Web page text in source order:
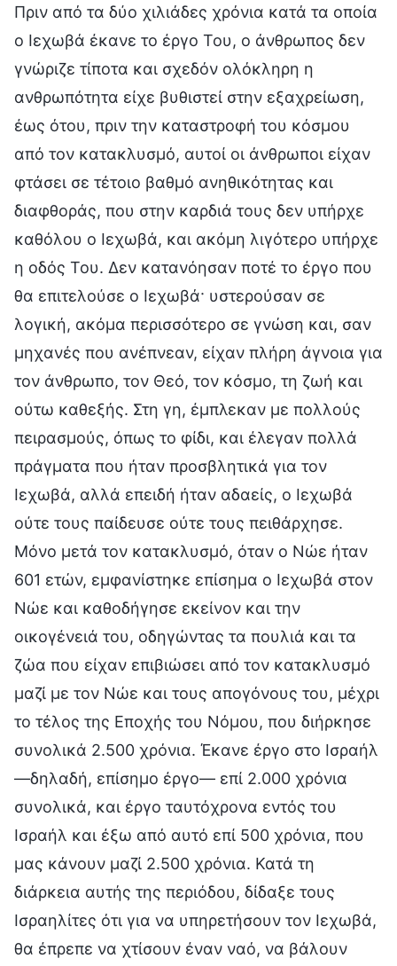
Πριν από τα δύο χιλιάδες χρόνια κατά τα οποία
ο Ιεχωβά έκανε το έργο Του, ο άνθρωπος δεν
γνώριζε τίποτα και σχεδόν ολόκληρη η
ανθρωπότητα είχε βυθιστεί στην εξαχρείωση,
έως ότου, πριν την καταστροφή του κόσμου
από τον κατακλυσμό, αυτοί οι άνθρωποι είχαν
φτάσει σε τέτοιο βαθμό ανηθικότητας και
διαφθοράς, που στην καρδιά τους δεν υπήρχε
καθόλου ο Ιεχωβά, και ακόμη λιγότερο υπήρχε
η οδός Του. Δεν κατανόησαν ποτέ το έργο που
θα επιτελούσε ο Ιεχωβά· υστερούσαν σε
λογική, ακόμα περισσότερο σε γνώση και, σαν
μηχανές που ανέπνεαν, είχαν πλήρη άγνοια για
τον άνθρωπο, τον Θεό, τον κόσμο, τη ζωή και
ούτω καθεξής. Στη γη, έμπλεκαν με πολλούς
πειρασμούς, όπως το φίδι, και έλεγαν πολλά
πράγματα που ήταν προσβλητικά για τον
Ιεχωβά, αλλά επειδή ήταν αδαείς, ο Ιεχωβά
ούτε τους παίδευσε ούτε τους πειθάρχησε.
Μόνο μετά τον κατακλυσμό, όταν ο Νώε ήταν
601 ετών, εμφανίστηκε επίσημα ο Ιεχωβά στον
Νώε και καθοδήγησε εκείνον και την
οικογένειά του, οδηγώντας τα πουλιά και τα
ζώα που είχαν επιβιώσει από τον κατακλυσμό
μαζί με τον Νώε και τους απογόνους του, μέχρι
το τέλος της Εποχής του Νόμου, που διήρκησε
συνολικά 2.500 χρόνια. Έκανε έργο στο Ισραήλ
—δηλαδή, επίσημο έργο— επί 2.000 χρόνια
συνολικά, και έργο ταυτόχρονα εντός του
Ισραήλ και έξω από αυτό επί 500 χρόνια, που
μας κάνουν μαζί 2.500 χρόνια. Κατά τη
διάρκεια αυτής της περιόδου, δίδαξε τους
Ισραηλίτες ότι για να υπηρετήσουν τον Ιεχωβά,
θα έπρεπε να χτίσουν έναν ναό, να βάλουν